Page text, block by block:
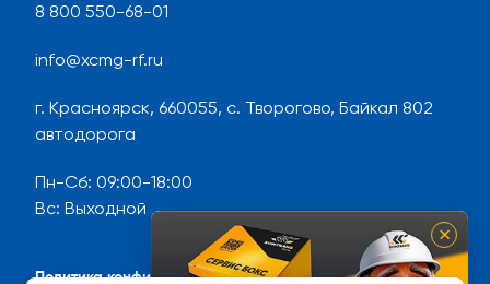
8 800 550-68-01
info@xcmg-rf.ru
г. Красноярск, 660055, с. Творогово, Байкал 802
автодорога
Пн-Сб: 09:00-18:00
Вс: Выходной
Политика конфиденциальности
×